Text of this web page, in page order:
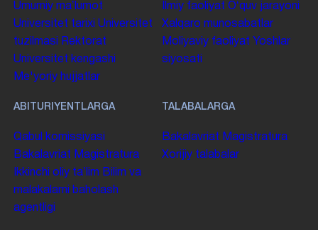
Umumiy maʼlumot
Universitet tarixi Universitet
tuzilmasi
Rektorat
Universitet kengashi
Me'yoriy hujjatlar
Ilmiy faoliyat Oʻquv jarayoni
Xalqaro munosabatlar
Moliyaviy faoliyat Yoshlar
siyosati
ABITURIYENTLARGA
Qabul komissiyasi
Bakalavriat Magistratura
Ikkinchi oliy taʼlim Bilim va
malakalarni baholash
agentligi
TALABALARGA
Bakalavriat Magistratura
Xorijiy talabalar